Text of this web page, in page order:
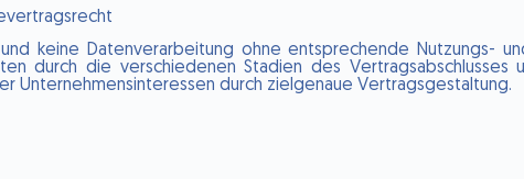
und keine Datenverarbeitung ohne entsprechende Nutzungs-
durch die verschiedenen Stadien des
Unternehmensinteressen durch zielgenaue Vertragsgestaltung.